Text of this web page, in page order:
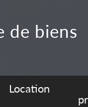
de biens
Location